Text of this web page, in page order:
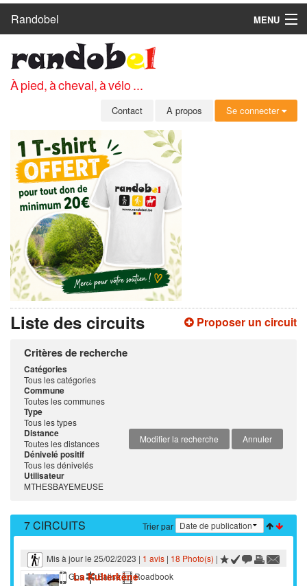
Randobel
MENU
CIRCUITS
CLUBS
MEMBRES
SE CONNECTER
INSCRIPTION GRATUITE
MOT DE PASSE OUBLIÉ
À pied, à cheval, à vélo ...
Contact A propos Se connecter
Proposer un circuit
Liste des circuits
Critères de recherche
Catégories
Tous les catégories
Commune
Toutes les communes
Type
Tous les types
Modifier la recherche
Annuler
Distance
Toutes les distances
Dénivelé positif
Tous les dénivelés
Utilisateur
MTHESBAYEMEUSE
Trier par
7 CIRCUITS
Mis à jour le 25/02/2023 | 1 avis| 18 Photo(s) |
Marche
Gps Balisé Roadbook
La Kulterkêne